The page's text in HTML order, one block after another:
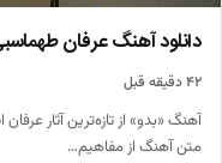
دانلود آهنگ عرفان
۴۲ دقیقه قبل
آهنگ «بدو» از تازه‌ترین آثار
متن آهنگ از مفاهیم…